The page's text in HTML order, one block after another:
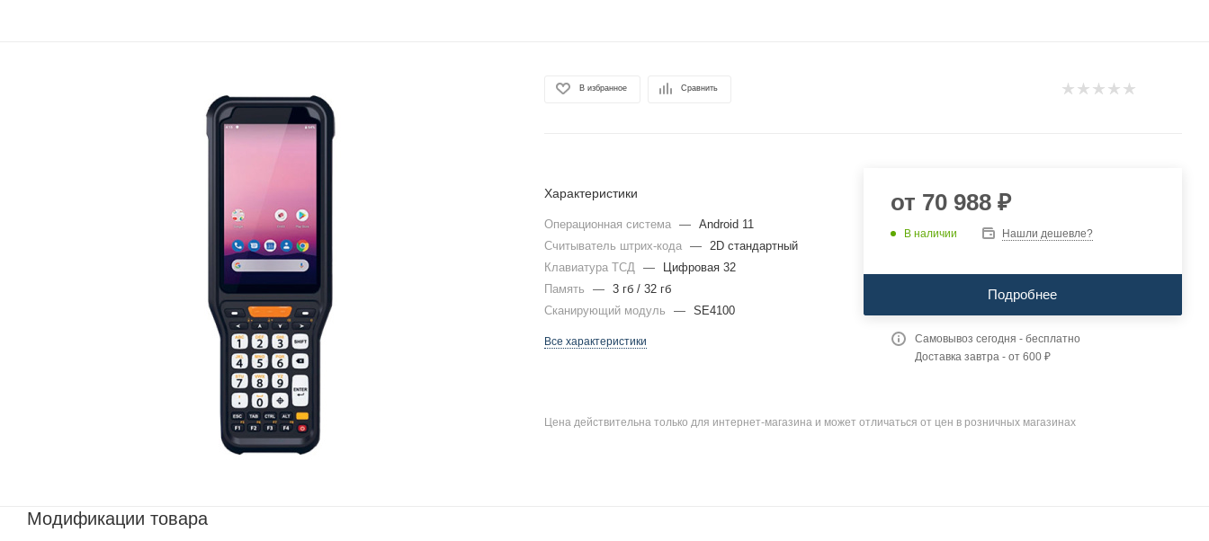
В избранное Сравнить
Характеристики
Операционная система —
Android 11
Считыватель штрих-кода
—
2D стандартный
Клавиатура ТСД
—
Цифровая 32
Память
—
3 гб / 32 гб
Сканирующий модуль
— SE4100
Все характеристики
от 70 988 ₽
В наличии Нашли дешевле?
Подробнее
Самовывоз сегодня - бесплатно
Доставка завтра - от 600 ₽
Цена действительна только для интернет-магазина и может отличаться от цен в розничных магазинах
Модификации товара